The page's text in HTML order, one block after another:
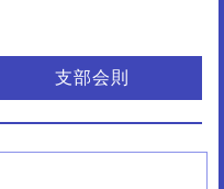
支部会則